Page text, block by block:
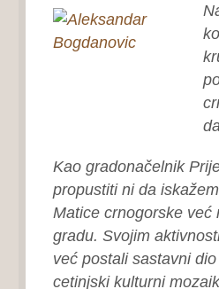
Kao gradonačelnik
propustiti ni da
Matice crnogorske već
gradu. Svojim
već postali sastavni
cetinjski kulturni